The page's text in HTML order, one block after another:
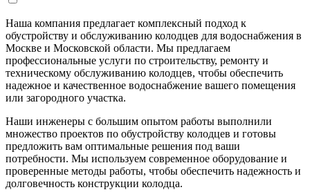
Наша компания предлагает комплексный подход к
обустройству и обслуживанию колодцев для водоснабжения в
Москве и Московской области. Мы предлагаем
профессиональные услуги по строительству, ремонту и
техническому обслуживанию колодцев, чтобы обеспечить
надежное и качественное водоснабжение вашего помещения
или загородного участка.
Наши инженеры с большим опытом работы выполнили
множество проектов по обустройству колодцев и готовы
предложить вам оптимальные решения под ваши
потребности. Мы используем современное оборудование и
проверенные методы работы, чтобы обеспечить надежность и
долговечность конструкции колодца.